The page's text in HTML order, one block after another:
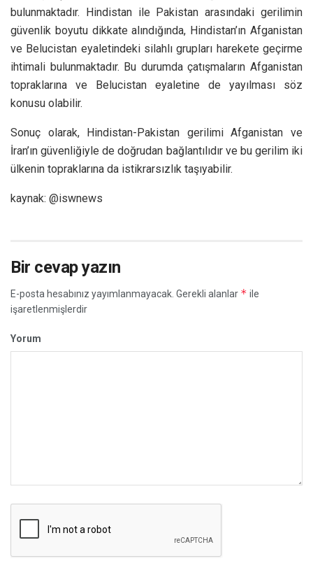
bulunmaktadır. Hindistan ile Pakistan arasındaki gerilimin
güvenlik boyutu dikkate alındığında, Hindistan’ın Afganistan
ve Belucistan eyaletindeki silahlı grupları harekete geçirme
ihtimali bulunmaktadır. Bu durumda çatışmaların Afganistan
topraklarına ve Belucistan eyaletine de yayılması söz
konusu olabilir.
Sonuç olarak, Hindistan-Pakistan gerilimi Afganistan ve
İran’ın güvenliğiyle de doğrudan bağlantılıdır ve bu gerilim iki
ülkenin topraklarına da istikrarsızlık taşıyabilir.
kaynak: @iswnews
Bir cevap yazın
E-posta hesabınız yayımlanmayacak. Gerekli alanlar * ile
işaretlenmişlerdir
Yorum